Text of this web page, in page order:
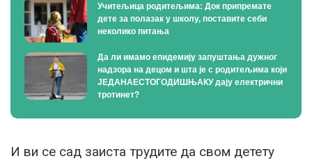
Учитељица родитељима: Док припремате
дете за полазак у школу, поставите себи
неколико питања
Да ли имамо епидемију запуштања дужног
надзора на децом и шта је с родитељима који
ЈЕДАНАЕСТОГОДИШЊАКУ дају електрични
тротинет?
И ви се сад заиста трудите да свом детету